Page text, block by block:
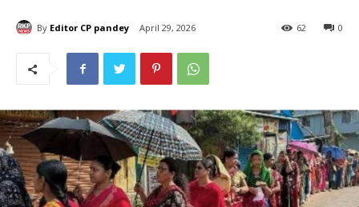
By Editor CP pandey April 29, 2026 0
62